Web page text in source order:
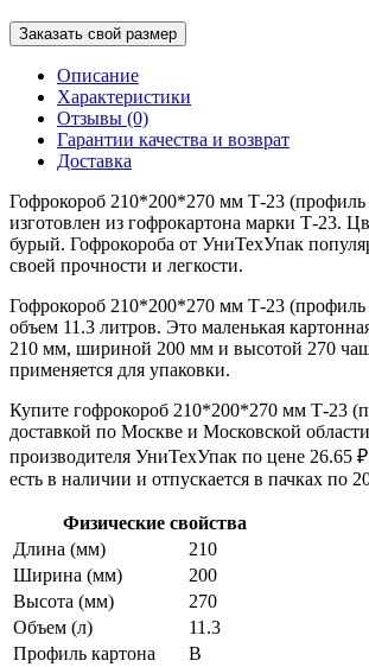
Заказать свой размер
Описание
Характеристики
Отзывы (0)
Гарантии качества и возврат
Доставка
Гофрокороб 210*200*270 мм Т-23
изготовлен из гофрокартона марки Т-23.
бурый. Гофрокороба от УниТехУпак
своей прочности и легкости.
Гофрокороб 210*200*270 мм Т-23
объем 11.3 литров. Это маленькая
210 мм, шириной 200 мм и высотой 270
применяется для упаковки.
Купите гофрокороб 210*200*270 мм Т-23
доставкой по Москве и Московской
производителя УниТехУпак по цене 26.65
есть в наличии и отпускается в пачках по
Физические свойства
Длина (мм)
210
Ширина (мм)
200
Высота (мм)
270
Объем (л)
11.3
Профиль картона
В